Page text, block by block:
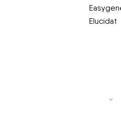
Elucidat